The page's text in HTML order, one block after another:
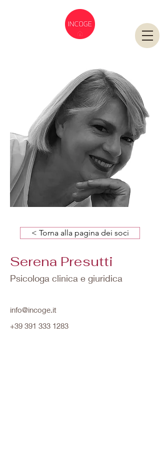
< Torna alla pagina dei soci
Serena Presutti
Psicologa clinica e giuridica
info@incoge.it
+39 391 333 1283